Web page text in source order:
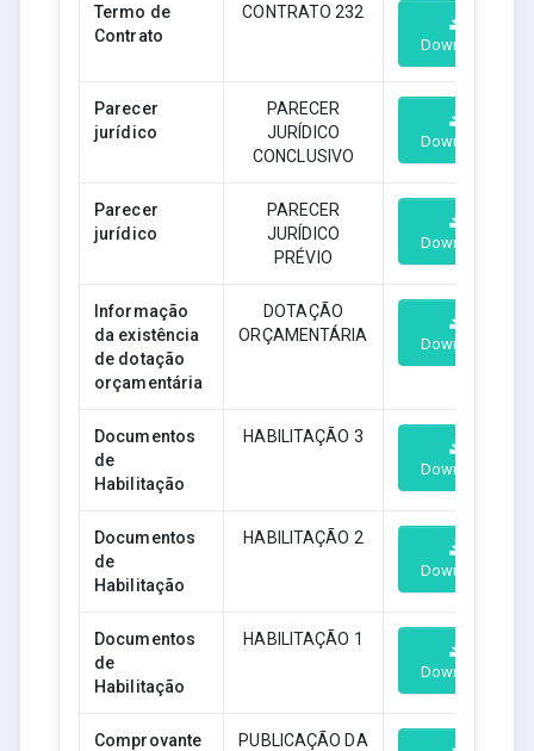
Termo de
Contrato
CONTRATO 232
Download
Parecer
jurídico
PARECER
JURÍDICO
CONCLUSIVO
Download
Parecer
jurídico
PARECER
JURÍDICO
PRÉVIO
Download
Informação
da existência
de dotação
orçamentária
DOTAÇÃO
ORÇAMENTÁRIA
Download
Documentos
de
Habilitação
HABILITAÇÃO 3
Download
Documentos
de
Habilitação
HABILITAÇÃO 2
Download
Documentos
de
Habilitação
HABILITAÇÃO 1
Download
Comprovante
PUBLICAÇÃO DA